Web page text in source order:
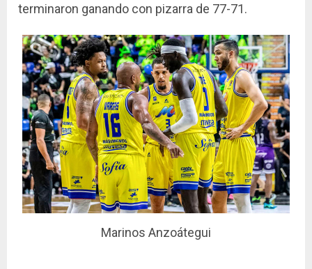
terminaron ganando con pizarra de 77-71.
Marinos Anzoátegui